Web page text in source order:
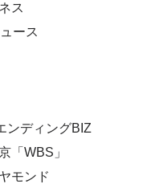
ス
ース
ンディングBIZ
「WBS」
モンド